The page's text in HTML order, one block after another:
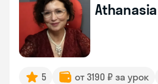
Athanasia
5 от 3190 ₽ за урок